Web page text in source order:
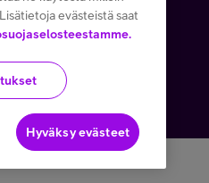
Evästeiden käyttö
Google reCAPTCHAa
evästeistä saat
Hyväksy evästeet